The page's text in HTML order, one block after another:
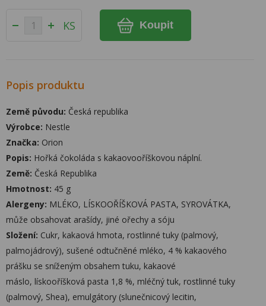
KS Koupit
Popis produktu
Země původu: Česká republika
Výrobce: Nestle
Značka: Orion
Popis: Hořká čokoláda s kakaovooříškovou náplní.
Země: Česká Republika
Hmotnost: 45 g
Alergeny: MLÉKO, LÍSKOOŘÍŠKOVÁ PASTA, SYROVÁTKA,
může obsahovat arašídy, jiné ořechy a sóju
Složení: Cukr, kakaová hmota, rostlinné tuky (palmový,
palmojádrový), sušené odtučněné mléko, 4 % kakaového
prášku se sníženým obsahem tuku, kakaové
máslo, lískooříšková pasta 1,8 %, mléčný tuk, rostlinné tuky
(palmový, Shea), emulgátory (slunečnicový lecitin,